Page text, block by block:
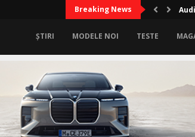
Breaking News
ȘTIRI MODELE NOI TESTE